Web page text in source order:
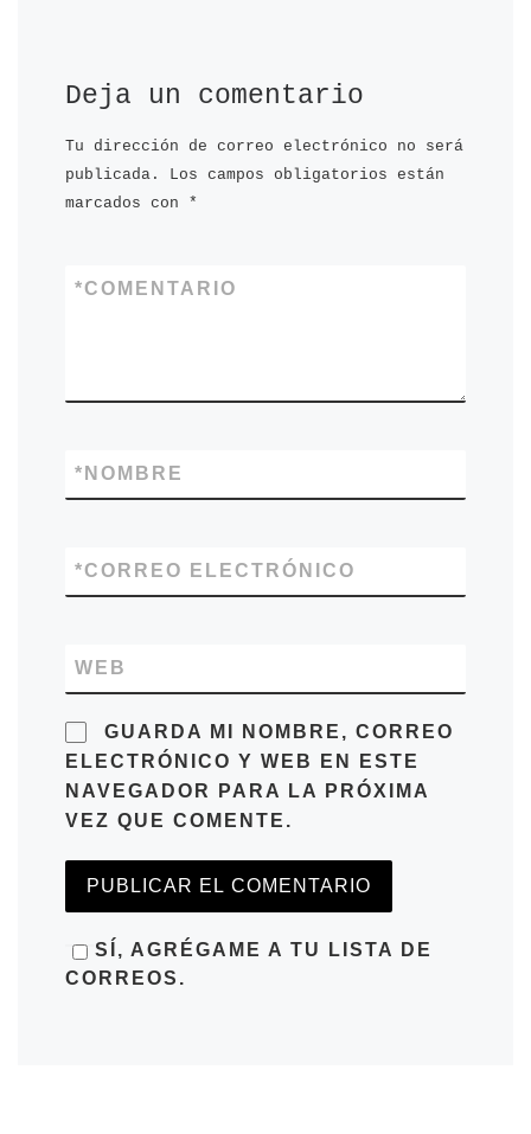
Deja un comentario
Tu dirección de correo electrónico no será
publicada.
Los campos obligatorios están
marcados con *
COMENTARIO
*
NOMBRE
*
CORREO ELECTRÓNICO
*
WEB
GUARDA MI NOMBRE, CORREO
ELECTRÓNICO Y WEB EN ESTE
NAVEGADOR PARA LA PRÓXIMA
VEZ QUE COMENTE.
SÍ, AGRÉGAME A TU LISTA DE
CORREOS.